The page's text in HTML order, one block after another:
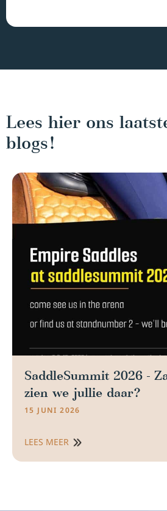
Lees hier ons
blogs!
SaddleSummit 2026 -
zien we jullie daar?
15 JUNI 2026
LEES MEER